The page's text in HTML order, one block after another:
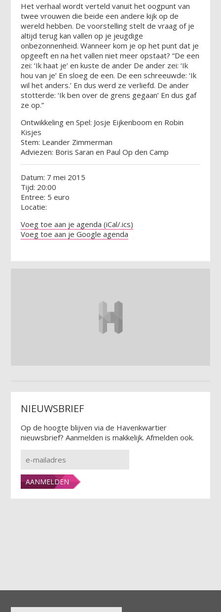
Het verhaal wordt verteld vanuit het oogpunt van
twee vrouwen die beide een andere kijk op de
wereld hebben. De voorstelling stelt de vraag of je
altijd terug kan vallen op je jeugdige
onbezonnenheid. Wanneer kom je op het punt dat je
opgeeft en na het vallen niet meer opstaat? “De een
zei: ‘Ik haat je’ en kuste de ander De ander zei: ‘Ik
hou van je’ En sloeg de een. De een schreeuwde: ‘Ik
wil het anders.’ En dus werd ze verliefd. De ander
stotterde: ‘Ik ben over de grens gegaan’ En dus gaf
ze op.”
Ontwikkeling en Spel: Josje Eijkenboom en Robin
Kisjes
Stem: Leander Zimmerman
Adviezen: Boris Saran en Paul Op den Camp
Datum: 7 mei 2015
Tijd: 20:00
Entree: 5 euro
Locatie:
Voeg toe aan je agenda (iCal/.ics)
Voeg toe aan je Google agenda
NIEUWSBRIEF
Op de hoogte blijven via de Havenkwartier
nieuwsbrief? Aanmelden is makkelijk. Afmelden ook.